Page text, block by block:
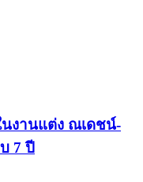
นงานแต่ง ณเดชน์-
7 ปี